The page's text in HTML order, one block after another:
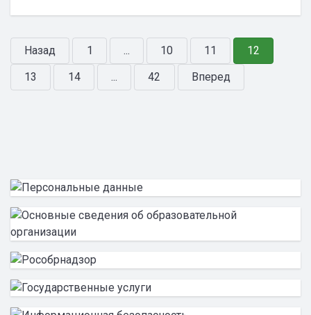
Назад 1 ... 10 11
12
13
14 ... 42 Вперед